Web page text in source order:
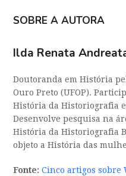
SOBRE A AUTORA
Ilda Renata
Doutoranda em História
Ouro Preto (UFOP).
História da Historiografia
Desenvolve pesquisa na
História da Historiografia
objeto a História das
Fonte: Cinco artigos sobre